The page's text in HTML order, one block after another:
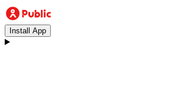
Install App